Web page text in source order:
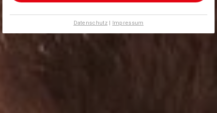
Datenschutz| Impressum